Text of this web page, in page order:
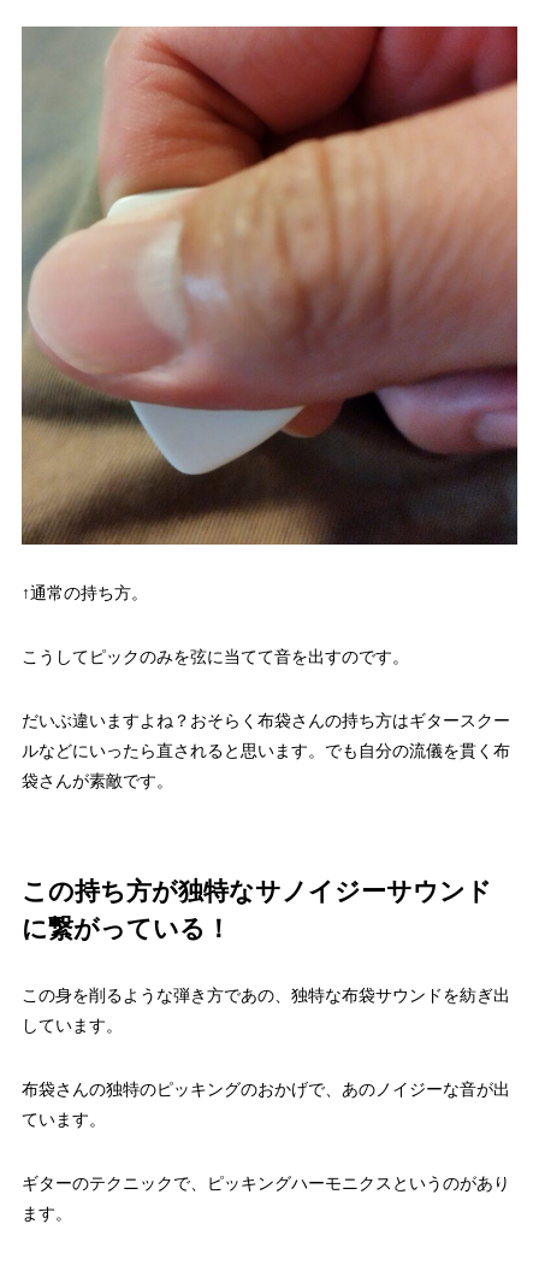
↑通常の持ち方。
こうしてピックのみを弦に当てて音を出すのです。
だいぶ違いますよね？おそらく布袋さんの持ち方はギタースクー
ルなどにいったら直されると思います。でも自分の流儀を貫く布
袋さんが素敵です。
この持ち方が独特なサノイジーサウンド
に繋がっている！
この身を削るような弾き方であの、独特な布袋サウンドを紡ぎ出
しています。
布袋さんの独特のピッキングのおかげで、あのノイジーな音が出
ています。
ギターのテクニックで、ピッキングハーモニクスというのがあり
ます。